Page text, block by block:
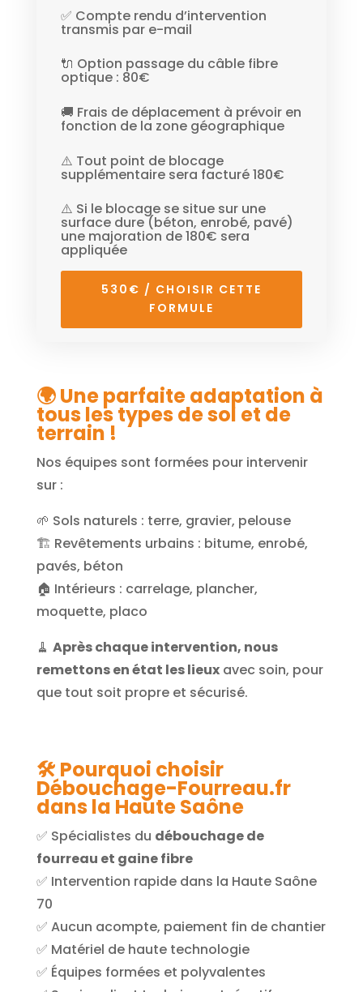
✅ Compte rendu d’intervention
transmis par e-mail
🔌 Option passage du câble fibre
optique : 80€
🚚 Frais de déplacement à prévoir en
fonction de la zone géographique
⚠️ Tout point de blocage
supplémentaire sera facturé 180€
⚠️ Si le blocage se situe sur une
surface dure (béton, enrobé, pavé)
une majoration de 180€ sera
appliquée
530€ / CHOISIR CETTE
FORMULE
🌍 Une parfaite adaptation à
tous les types de sol et de
terrain !
Nos équipes sont formées pour intervenir
sur :
🌱 Sols naturels : terre, gravier, pelouse
🏗️ Revêtements urbains : bitume, enrobé,
pavés, béton
🏠 Intérieurs : carrelage, plancher,
moquette, placo
🧹 Après chaque intervention, nous
remettons en état les lieuxavec soin, pour
que tout soit propre et sécurisé.
🛠️ Pourquoi choisir
Débouchage-Fourreau.fr
dans la Haute Saône
✅ Spécialistes du débouchage de
fourreau et gaine fibre
✅ Intervention rapide dans la Haute Saône
70
✅ Aucun acompte, paiement fin de chantier
✅ Matériel de haute technologie
✅ Équipes formées et polyvalentes